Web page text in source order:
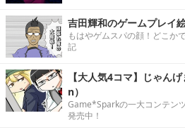
吉田輝和のゲームプレイ
もはやゲムスパの顔！どこか
記
【大人気4コマ】じゃん
n）
Game*Sparkの一大コンテン
発売中！